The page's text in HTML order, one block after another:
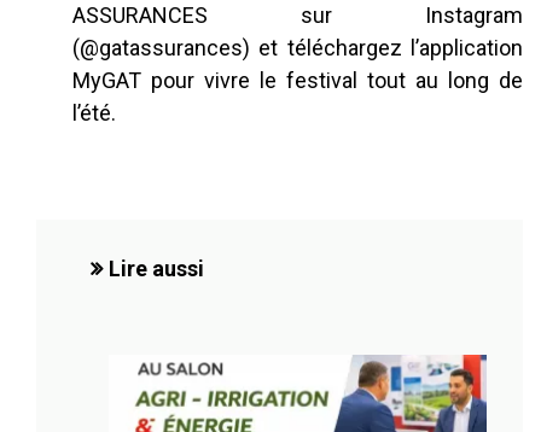
ASSURANCES sur Instagram
(@gatassurances) et téléchargez l’application
MyGAT pour vivre le festival tout au long de
l’été.
Lire aussi